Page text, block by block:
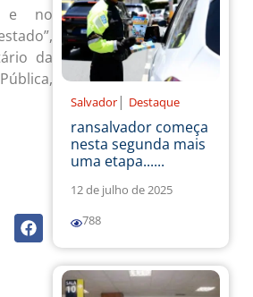
e no
da
Salvador | Destaque
ransalvador começa
nesta segunda mais
uma etapa......
12 de julho de 2025
788